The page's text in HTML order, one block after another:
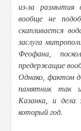
из-за
вообще не
скапливается
заслуга
Феофана,
предержащие
Однако, фактом
памятник так
Казанка, и дела
который год.